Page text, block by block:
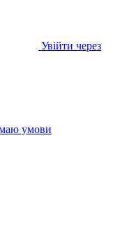
Увійти через
умови